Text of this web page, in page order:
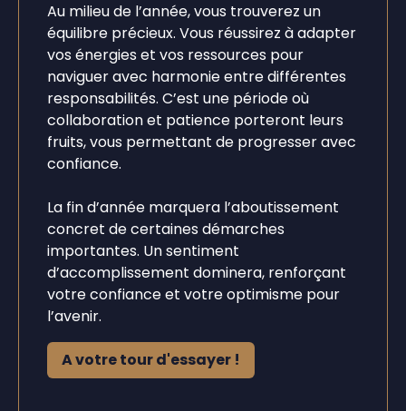
Au milieu de l’année, vous trouverez un
équilibre précieux. Vous réussirez à adapter
vos énergies et vos ressources pour
naviguer avec harmonie entre différentes
responsabilités. C’est une période où
collaboration et patience porteront leurs
fruits, vous permettant de progresser avec
confiance.
La fin d’année marquera l’aboutissement
concret de certaines démarches
importantes. Un sentiment
d’accomplissement dominera, renforçant
votre confiance et votre optimisme pour
l’avenir.
A votre tour d'essayer !